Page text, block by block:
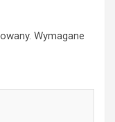
Wymagane